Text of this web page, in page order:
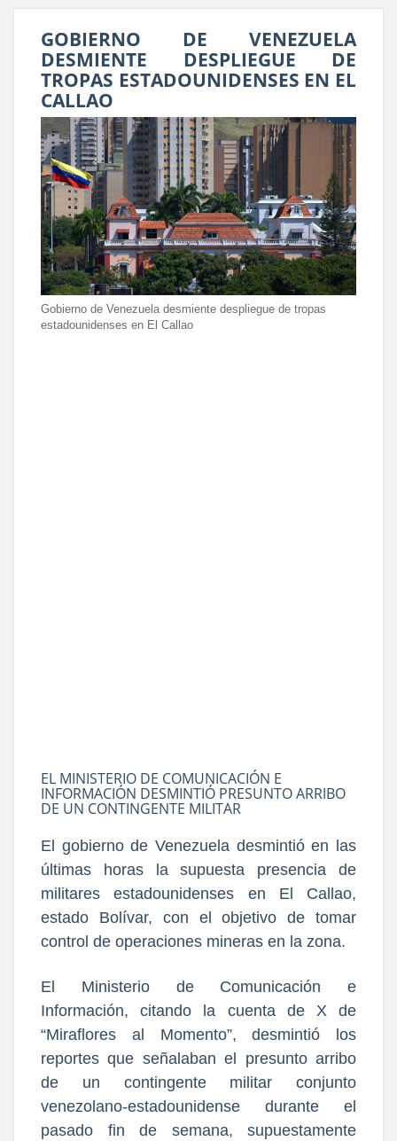
GOBIERNO DE VENEZUELA
DESMIENTE DESPLIEGUE DE
TROPAS ESTADOUNIDENSES EN EL
CALLAO
Gobierno de Venezuela desmiente despliegue de tropas
estadounidenses en El Callao
EL MINISTERIO DE COMUNICACIÓN E
INFORMACIÓN DESMINTIÓ PRESUNTO ARRIBO
DE UN CONTINGENTE MILITAR
El gobierno de Venezuela desmintió en las
últimas horas la supuesta presencia de
militares estadounidenses en El Callao,
estado Bolívar, con el objetivo de tomar
control de operaciones mineras en la zona.
El Ministerio de Comunicación e
Información, citando la cuenta de X de
“Miraflores al Momento”, desmintió los
reportes que señalaban el presunto arribo
de un contingente militar conjunto
venezolano-estadounidense durante el
pasado fin de semana, supuestamente